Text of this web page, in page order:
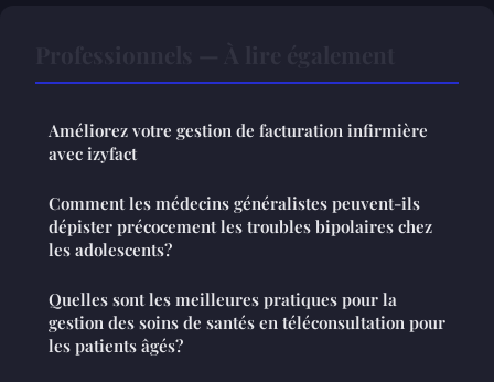
Améliorez votre gestion de facturation infirmière
avec izyfact
Comment les médecins généralistes peuvent-ils
dépister précocement les troubles bipolaires chez
les adolescents?
Quelles sont les meilleures pratiques pour la
gestion des soins de santés en téléconsultation pour
les patients âgés?